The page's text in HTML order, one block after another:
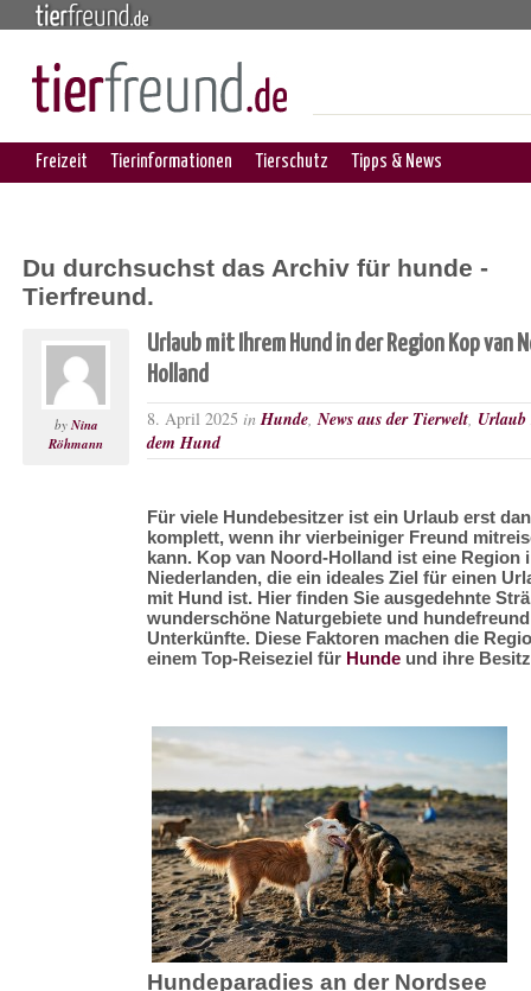
Freizeit Tierinformationen Tierschutz Tipps & News
Du durchsuchst das Archiv für hunde -
Tierfreund.
byNina
Röhmann
Urlaub mit Ihrem Hund in der Region Kop van
Holland
8. April 2025 in Hunde News aus der Tierwelt
dem Hund
Für viele Hundebesitzer ist ein Urlaub erst
komplett, wenn ihr vierbeiniger Freund
kann. Kop van Noord-Holland ist eine Region
Niederlanden, die ein ideales Ziel für einen
mit Hund ist. Hier finden Sie ausgedehnte
wunderschöne Naturgebiete und
Unterkünfte. Diese Faktoren machen die
einem Top-Reiseziel für Hunde und ihre
Hundeparadies an der Nordsee